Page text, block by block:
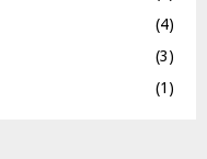
(4)
(3)
(1)